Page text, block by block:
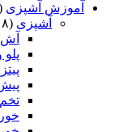
آموزش آشپزی
آشپزی (۴۱۸)
پیتزا